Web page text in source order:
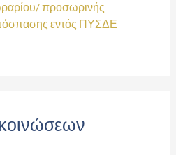
προσωρινής
εντός ΠΥΣΔΕ